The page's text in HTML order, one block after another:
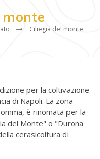
Ciliegia del monte
per la coltivazione
di Napoli. La zona
è rinomata per la
del Monte" o "Durona
cerasicoltura di